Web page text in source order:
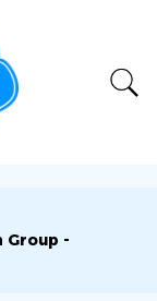
Group -